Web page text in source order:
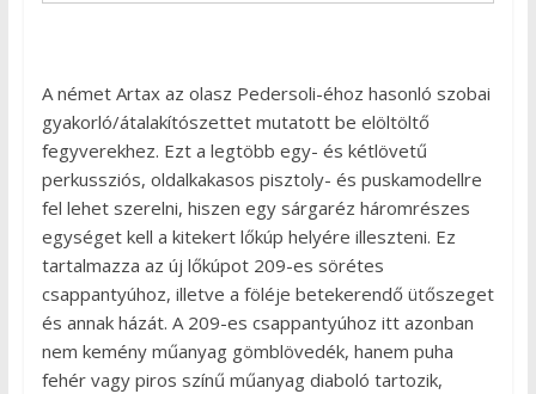
A német Artax az olasz Pedersoli-éhoz hasonló szobai
gyakorló/átalakítószettet mutatott be elöltöltő
fegyverekhez. Ezt a legtöbb egy- és kétlövetű
perkussziós, oldalkakasos pisztoly- és puskamodellre
fel lehet szerelni, hiszen egy sárgaréz háromrészes
egységet kell a kitekert lőkúp helyére illeszteni. Ez
tartalmazza az új lőkúpot 209-es sörétes
csappantyúhoz, illetve a föléje betekerendő ütőszeget
és annak házát. A 209-es csappantyúhoz itt azonban
nem kemény műanyag gömblövedék, hanem puha
fehér vagy piros színű műanyag diaboló tartozik,